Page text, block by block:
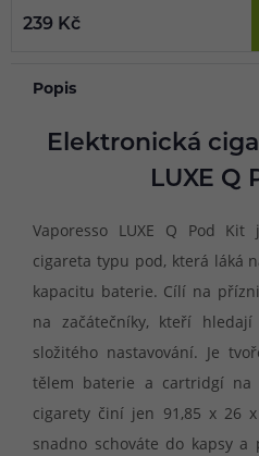
239 Kč
Popis
Elektronická
LUXE Q
Vaporesso LUXE Q Pod Kit
cigareta typu pod, která láká
kapacitu baterie. Cílí na
na začátečníky, kteří
složitého nastavování. Je
tělem baterie a cartridgí na
cigarety činí jen 91,85 x 26
snadno schováte do kapsy